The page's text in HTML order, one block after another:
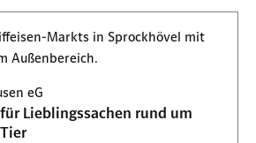
eG
Lieblingssachen rund um